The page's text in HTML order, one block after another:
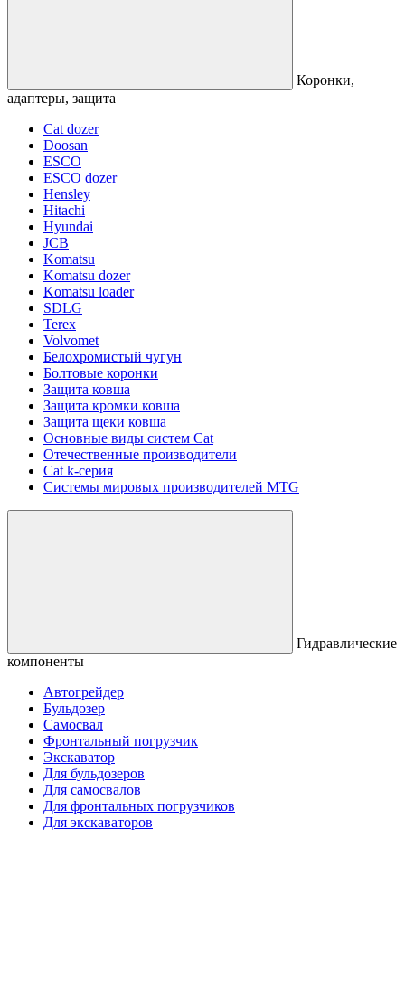
Коронки,
адаптеры, защита
Cat dozer
Doosan
ESCO
ESCO dozer
Hensley
Hitachi
Hyundai
JCB
Komatsu
Komatsu dozer
Komatsu loader
SDLG
Terex
Volvomet
Белохромистый чугун
Болтовые коронки
Защита ковша
Защита кромки ковша
Защита щеки ковша
Основные виды систем Cat
Отечественные производители
Сat k-серия
Системы мировых производителей MTG
Гидравлические
компоненты
Автогрейдер
Бульдозер
Самосвал
Фронтальный погрузчик
Экскаватор
Для бульдозеров
Для самосвалов
Для фронтальных погрузчиков
Для экскаваторов